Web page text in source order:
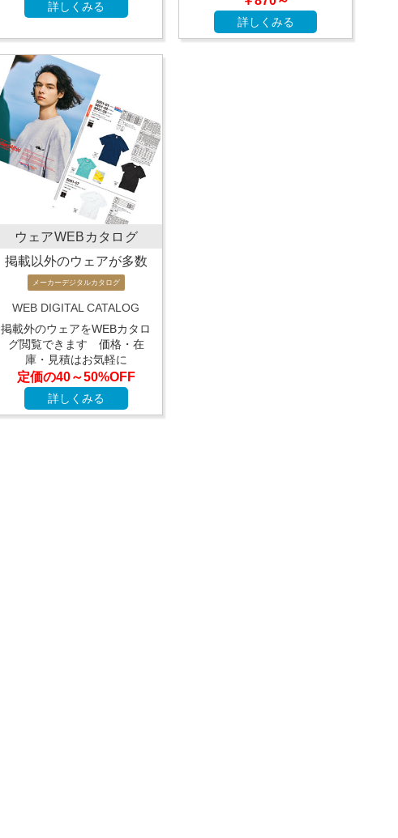
詳しくみる
詳しくみる
ウェアWEBカタログ
掲載以外のウェアが多数
メーカーデジタルカタログ
WEB DIGITAL CATALOG
掲載外のウェアをWEBカタロ
グ閲覧できます 価格・在
庫・見積はお気軽に
定価の40～50%OFF
詳しくみる